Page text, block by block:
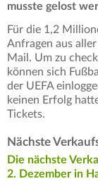
musste gelost
Für die 1,2
Anfragen aus
Mail. Um zu
können sich
der UEFA
keinen Erfolg
Tickets.
Nächste
Die nächste
2. Dezember in